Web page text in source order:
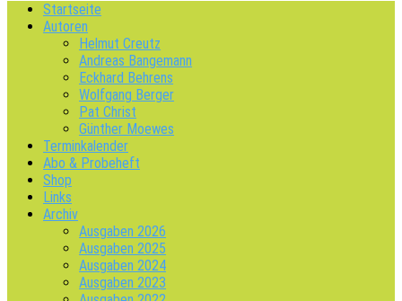
Startseite
Autoren
Helmut Creutz
Andreas Bangemann
Eckhard Behrens
Wolfgang Berger
Pat Christ
Günther Moewes
Terminkalender
Abo & Probeheft
Shop
Links
Archiv
Ausgaben 2026
Ausgaben 2025
Ausgaben 2024
Ausgaben 2023